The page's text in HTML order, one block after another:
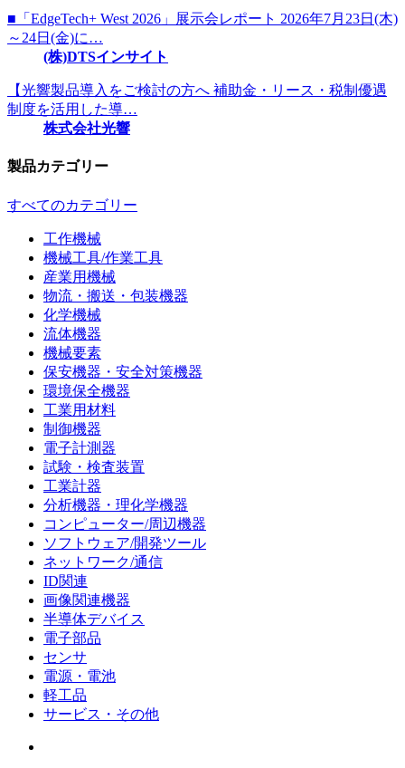
■「EdgeTech+ West 2026」展示会レポート 2026年7月23日(木)
～24日(金)に…
(株)DTSインサイト
【光響製品導入をご検討の方へ 補助金・リース・税制優遇
制度を活用した導…
株式会社光響
製品カテゴリー
すべてのカテゴリー
工作機械
機械工具/作業工具
産業用機械
物流・搬送・包装機器
化学機械
流体機器
機械要素
保安機器・安全対策機器
環境保全機器
工業用材料
制御機器
電子計測器
試験・検査装置
工業計器
分析機器・理化学機器
コンピューター/周辺機器
ソフトウェア/開発ツール
ネットワーク/通信
ID関連
画像関連機器
半導体デバイス
電子部品
センサ
電源・電池
軽工品
サービス・その他